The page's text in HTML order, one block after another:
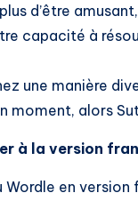
d’être
capacité à
une manière
moment, alors
à la version
Wordle en